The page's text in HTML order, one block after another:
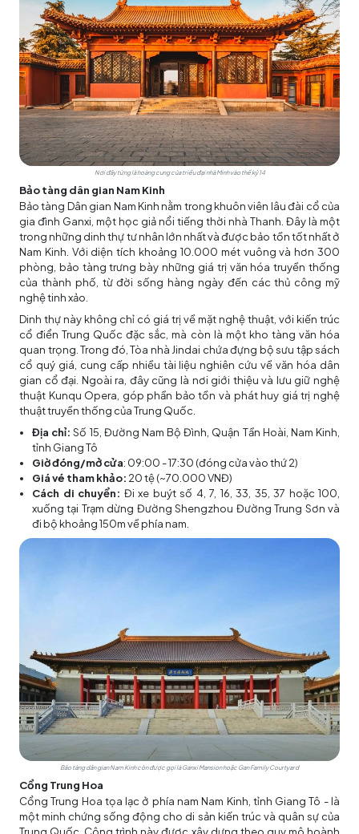
Nơi đây từng là hoàng cung của triều đại nhà Minh vào thế kỷ 14
Bảo tàng dân gian Nam Kinh
Bảo tàng Dân gian Nam Kinh nằm trong khuôn viên lâu đài cổ của
gia đình Ganxi, một học giả nổi tiếng thời nhà Thanh. Đây là một
trong những dinh thự tư nhân lớn nhất và được bảo tồn tốt nhất ở
Nam Kinh. Với diện tích khoảng 10.000 mét vuông và hơn 300
phòng, bảo tàng trưng bày những giá trị văn hóa truyền thống
của thành phố, từ đời sống hàng ngày đến các thủ công mỹ
nghệ tinh xảo.
Dinh thự này không chỉ có giá trị về mặt nghệ thuật, với kiến trúc
cổ điển Trung Quốc đặc sắc, mà còn là một kho tàng văn hóa
quan trọng. Trong đó, Tòa nhà Jindai chứa đựng bộ sưu tập sách
cổ quý giá, cung cấp nhiều tài liệu nghiên cứu về văn hóa dân
gian cổ đại. Ngoài ra, đây cũng là nơi giới thiệu và lưu giữ nghệ
thuật Kunqu Opera, góp phần bảo tồn và phát huy giá trị nghệ
thuật truyền thống của Trung Quốc.
Địa chỉ: Số 15, Đường Nam Bộ Đình, Quận Tần Hoài, Nam Kinh,
tỉnh Giang Tô
Giờ đóng/mở cửa: 09:00 - 17:30 (đóng cửa vào thứ 2)
Giá vé tham khảo: 20 tệ (~70.000 VNĐ)
Cách di chuyển: Đi xe buýt số 4, 7, 16, 33, 35, 37 hoặc 100,
xuống tại Trạm dừng Đường Shengzhou Đường Trung Sơn và
đi bộ khoảng 150m về phía nam.
Bảo tàng dân gian Nam Kinh còn được gọi là Ganxi Mansion hoặc Gan Family Courtyard
Cổng Trung Hoa
Cổng Trung Hoa tọa lạc ở phía nam Nam Kinh, tỉnh Giang Tô - là
một minh chứng sống động cho di sản kiến trúc và quân sự của